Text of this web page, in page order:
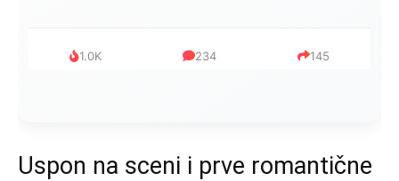
1.0K 234 145
Uspon na sceni i prve romantične